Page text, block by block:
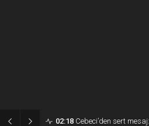
02:18 Cebeci’den sert